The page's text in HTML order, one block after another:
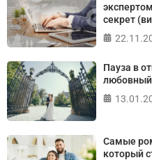
секрет
Пауза в
любовный
Самые
который